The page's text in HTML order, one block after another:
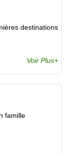
destinations
Voir Plus+
famille